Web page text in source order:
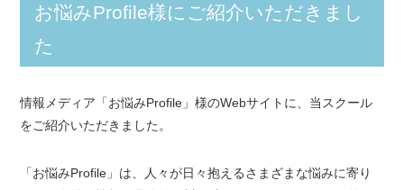
お悩みProfile様にご紹介いただきまし
た
情報メディア「お悩みProfile」様のWebサイトに、当スクール
をご紹介いただきました。
「お悩みProfile」は、人々が日々抱えるさまざまな悩みに寄り